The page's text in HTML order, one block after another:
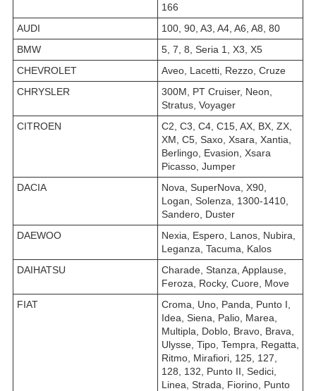
166
AUDI
100, 90, A3, A4, A6, A8, 80
BMW
5, 7, 8, Seria 1, X3, X5
CHEVROLET
Aveo, Lacetti, Rezzo, Cruze
CHRYSLER
300M, PT Cruiser, Neon,
Stratus, Voyager
CITROEN
C2, C3, C4, C15, AX, BX, ZX,
XM, C5, Saxo, Xsara, Xantia,
Berlingo, Evasion, Xsara
Picasso, Jumper
DACIA
Nova, SuperNova, X90,
Logan, Solenza, 1300-1410,
Sandero, Duster
DAEWOO
Nexia, Espero, Lanos, Nubira,
Leganza, Tacuma, Kalos
DAIHATSU
Charade, Stanza, Applause,
Feroza, Rocky, Cuore, Move
FIAT
Croma, Uno, Panda, Punto I,
Idea, Siena, Palio, Marea,
Multipla, Doblo, Bravo, Brava,
Ulysse, Tipo, Tempra, Regatta,
Ritmo, Mirafiori, 125, 127,
128, 132, Punto II, Sedici,
Linea, Strada, Fiorino, Punto